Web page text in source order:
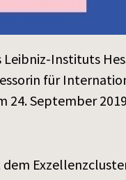
Instituts
für
24. September